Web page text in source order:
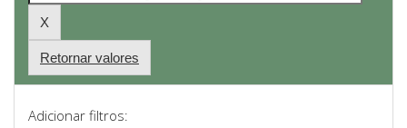
Retornar valores
Adicionar filtros: